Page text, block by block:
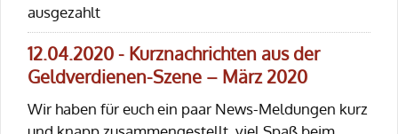
ausgezahlt
12.04.2020 - Kurznachrichten aus der
Geldverdienen-Szene – März 2020
Wir haben für euch ein paar News-Meldungen kurz